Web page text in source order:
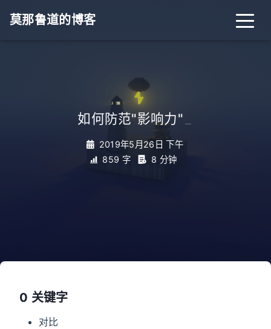
莫那鲁道的博客
如何防范"影响力"
2019年5月26日 下午
859 字
8 分钟
0 关键字
对比